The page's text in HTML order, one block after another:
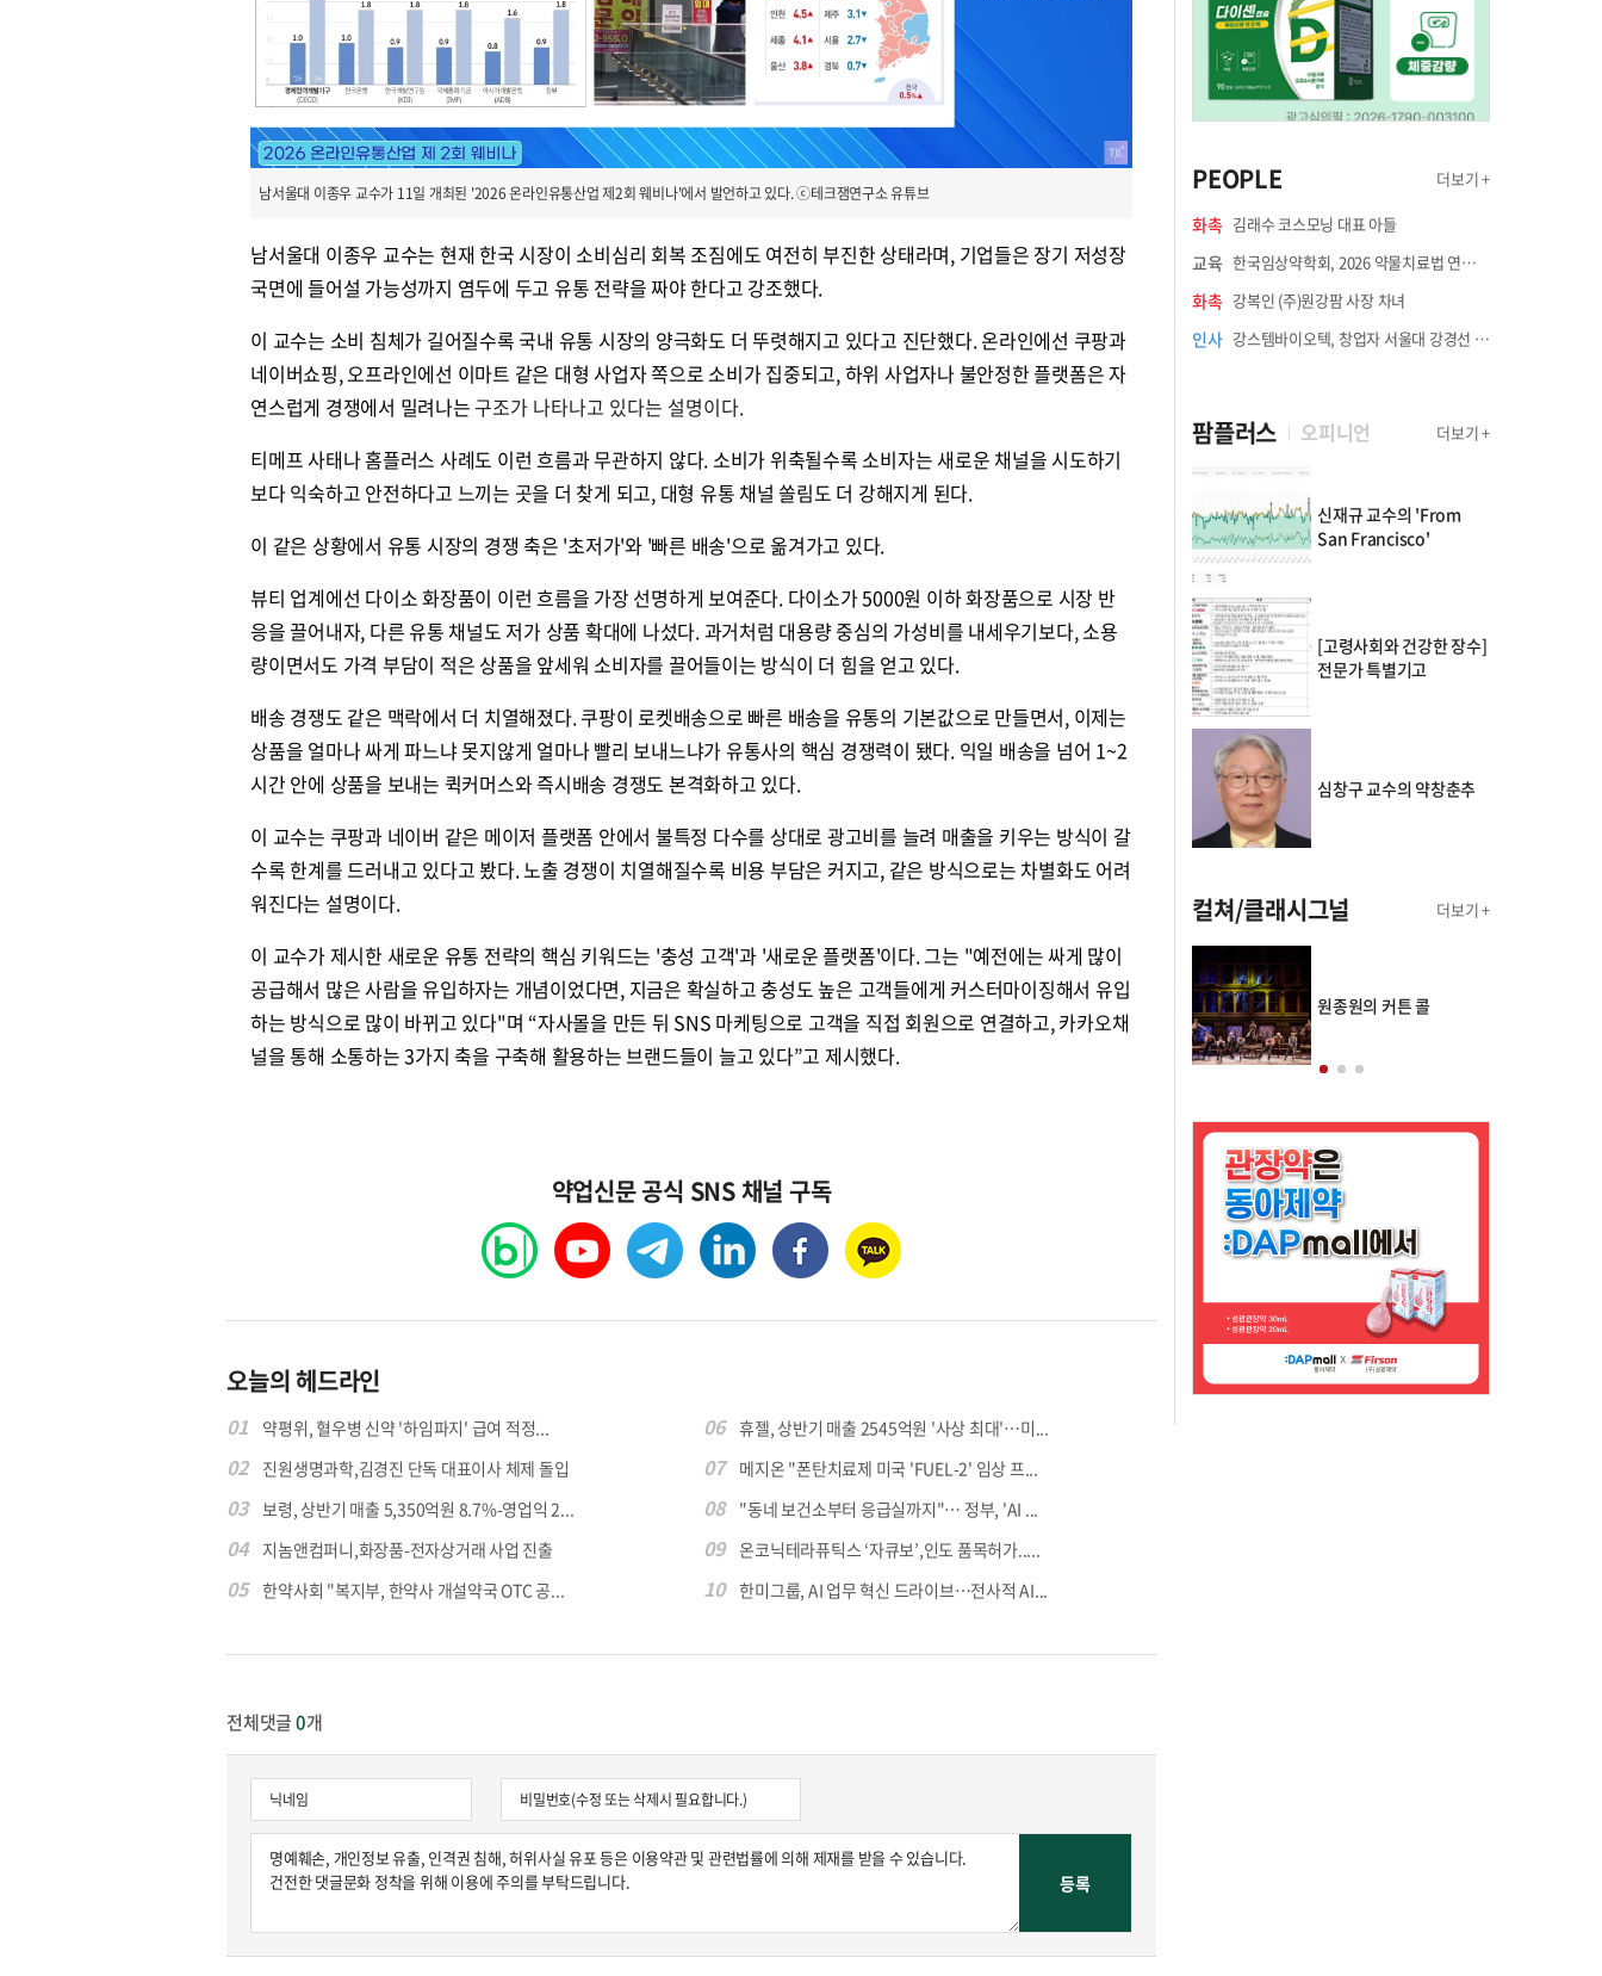
남서울대 이종우 교수가 11일 개최된 '2026 온라인유통산업 제2회 웨비나'에서 발언하고 있다. ⓒ테크잼연구소 유튜브
남서울대 이종우 교수는 현재 한국 시장이 소비심리 회복 조짐에도 여전히 부진한 상태라며, 기업들은 장기 저성장
국면에 들어설 가능성까지 염두에 두고 유통 전략을 짜야 한다고 강조했다.
이 교수는 소비 침체가 길어질수록 국내 유통 시장의 양극화도 더 뚜렷해지고 있다고 진단했다. 온라인에선 쿠팡과
네이버쇼핑, 오프라인에선 이마트 같은 대형 사업자 쪽으로 소비가 집중되고, 하위 사업자나 불안정한 플랫폼은 자
연스럽게 경쟁에서 밀려나는구조가 나타나고 있다는 설명이다.
티메프 사태나 홈플러스 사례도 이런 흐름과 무관하지 않다. 소비가 위축될수록 소비자는 새로운 채널을 시도하기
보다 익숙하고 안전하다고 느끼는 곳을 더 찾게 되고, 대형 유통 채널 쏠림도 더 강해지게 된다.
이 같은 상황에서 유통 시장의 경쟁 축은 '초저가'와 '빠른 배송'으로 옮겨가고 있다.
뷰티 업계에선 다이소 화장품이 이런 흐름을 가장 선명하게 보여준다. 다이소가 5000원 이하 화장품으로 시장 반
응을 끌어내자, 다른 유통 채널도 저가 상품 확대에 나섰다. 과거처럼 대용량 중심의 가성비를 내세우기보다, 소용
량이면서도 가격 부담이 적은 상품을 앞세워 소비자를 끌어들이는 방식이 더 힘을 얻고 있다.
배송 경쟁도 같은 맥락에서 더 치열해졌다. 쿠팡이 로켓배송으로 빠른 배송을 유통의 기본값으로 만들면서, 이제는
상품을 얼마나 싸게 파느냐 못지않게 얼마나 빨리 보내느냐가 유통사의 핵심 경쟁력이 됐다. 익일 배송을 넘어 1~2
시간 안에 상품을 보내는 퀵커머스와 즉시배송 경쟁도 본격화하고 있다.
이 교수는 쿠팡과 네이버 같은 메이저 플랫폼 안에서 불특정 다수를 상대로 광고비를 늘려 매출을 키우는 방식이 갈
수록 한계를 드러내고 있다고 봤다. 노출 경쟁이 치열해질수록 비용 부담은 커지고, 같은 방식으로는 차별화도 어려
워진다는 설명이다.
이 교수가 제시한 새로운 유통 전략의 핵심 키워드는 '충성 고객'과 '새로운 플랫폼'이다. 그는 "예전에는 싸게 많이
공급해서 많은 사람을 유입하자는 개념이었다면, 지금은 확실하고 충성도 높은 고객들에게 커스터마이징해서 유입
하는 방식으로 많이 바뀌고 있다"며 “자사몰을 만든 뒤 SNS 마케팅으로 고객을 직접 회원으로 연결하고, 카카오채
널을 통해 소통하는 3가지 축을 구축해 활용하는 브랜드들이 늘고 있다”고 제시했다.
약업신문 공식 SNS 채널 구독
오늘의 헤드라인
01 약평위, 혈우병 신약 '하임파지' 급여 적정...
02 진원생명과학,김경진 단독 대표이사 체제 돌입
03 보령, 상반기 매출 5,350억원 8.7%-영업익 2...
04 지놈앤컴퍼니,화장품-전자상거래 사업 진출
05 한약사회 "복지부, 한약사 개설약국 OTC 공...
06 휴젤, 상반기 매출 2545억원 '사상 최대'…미...
07 메지온 "폰탄치료제 미국 'FUEL-2' 임상 프...
08 "동네 보건소부터 응급실까지"… 정부, 'AI ...
09 온코닉테라퓨틱스 ‘자큐보’,인도 품목허가.....
10 한미그룹, AI 업무 혁신 드라이브…전사적 AI...
전체댓글0개
PEOPLE 더보기 +
화촉 김래수 코스모닝 대표 아들
교육 한국임상약학회, 2026 약물치료법 연수강좌 8월 21일 개최
화촉 강복인 (주)원강팜 사장 차녀
인사 강스템바이오텍, 창업자 서울대 강경선 교수 최고과학책임자 선임
팜플러스 오피니언 더보기 +
신재규 교수의 'From
San Francisco'
[고령사회와 건강한 장수]
전문가 특별기고
심창구 교수의 약창춘추
컬쳐/클래시그널 더보기 +
원종원의 커튼 콜 안현정의 컬쳐포커스 박병준의 클래스토리 원종원의 커튼 콜